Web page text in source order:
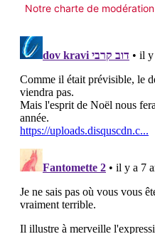
Notre charte de modération